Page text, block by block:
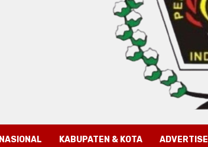
NASIONAL KABUPATEN & KOTA ADVERTISE